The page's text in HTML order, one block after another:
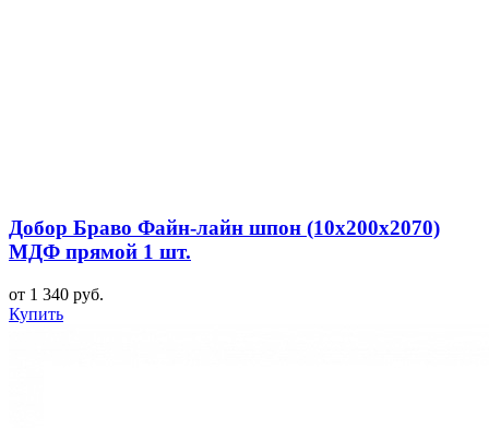
Добор Браво Файн-лайн шпон (10х200х2070)
МДФ прямой 1 шт.
от 1 340 руб.
Купить